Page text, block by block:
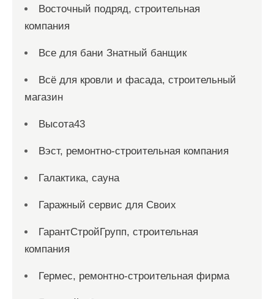
Восточный подряд, строительная
компания
Все для бани Знатный банщик
Всё для кровли и фасада, строительный
магазин
Высота43
Вэст, ремонтно-строительная компания
Галактика, сауна
Гаражный сервис для Своих
ГарантСтройГрупп, строительная
компания
Гермес, ремонтно-строительная фирма